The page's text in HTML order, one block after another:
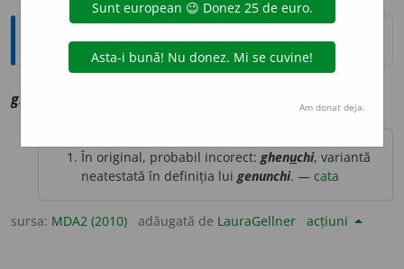
Explicative DEX
ghen
În original, probabil incorect: ghenuchi, variantă
neatestată în definiția lui genunchi. — cata
sursa: MDA2 (2010) adăugată de LauraGellner acțiuni
Am donat deja.